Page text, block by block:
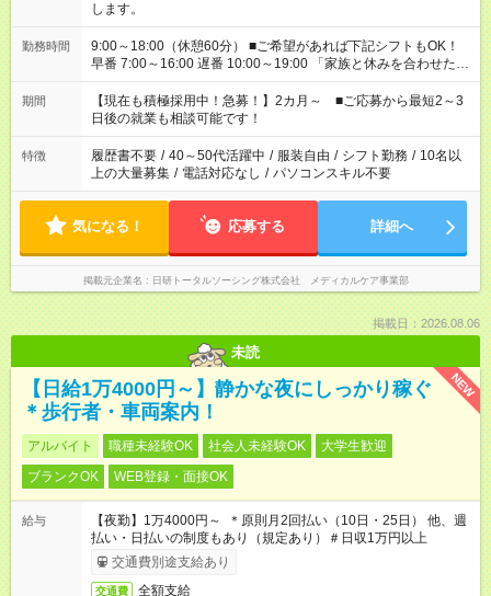
します。
勤務時間
9:00～18:00（休憩60分） ■ご希望があれば下記シフトもOK！
早番 7:00～16:00 遅番 10:00～19:00 「家族と休みを合わせた
い」 「余裕を持って夕飯の準備がしたい」 「できれば残業はし
たくない」 など、ご希望を教えてくださいね。 ※Wワーク希望
の方へ 今ご覧のお仕事で希望する勤務時間と、もう1つのお仕事
の勤務時間。 合計で週40時間を超える場合は応募できません。
期間
【現在も積極採用中！急募！】2カ月～ ■ご応募から最短2～3
日後の就業も相談可能です！
特徴 履歴書不要 / 40～50代活躍中 / 服装自由 / シフト勤務 / 10名以
上の大量募集 / 電話対応なし / パソコンスキル不要
気になる！ 応募する 詳細へ
掲載元企業名 日研トータルソーシング株式会社 メディカルケア事業部
掲載日：2026.08.06
未読
NEW
【日給1万4000円～】静かな夜にしっかり稼ぐ
＊歩行者・車両案内！
アルバイト 職種未経験OK 社会人未経験OK
大学生歓迎
ブランクOK
WEB登録・面接OK
給与
【夜勤】1万4000円～ ＊原則月2回払い（10日・25日） 他、週
払い・日払いの制度もあり（規定あり）＃日収1万円以上
交通費別途支給あり
交通費 全額支給